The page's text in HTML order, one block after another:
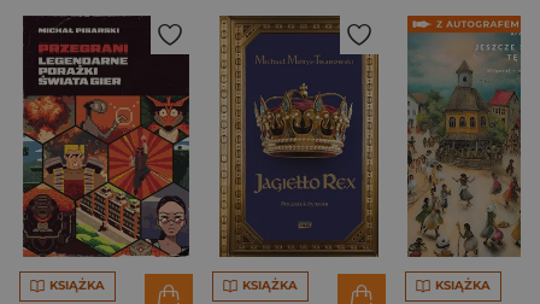
KSIĄŻKA KSIĄŻKA KSIĄŻKA